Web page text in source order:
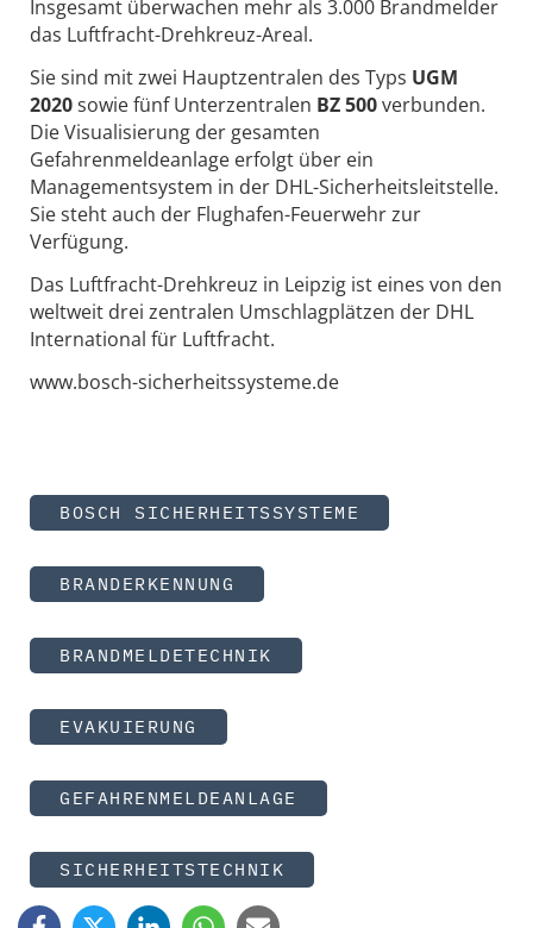
Insgesamt überwachen mehr als 3.000 Brandmelder
das Luftfracht-Drehkreuz-Areal.
Sie sind mit zwei Hauptzentralen des Typs UGM
2020sowie fünf Unterzentralen BZ 500verbunden.
Die Visualisierung der gesamten
Gefahrenmeldeanlage erfolgt über ein
Managementsystem in der DHL-Sicherheitsleitstelle.
Sie steht auch der Flughafen-Feuerwehr zur
Verfügung.
Das Luftfracht-Drehkreuz in Leipzig ist eines von den
weltweit drei zentralen Umschlagplätzen der DHL
International für Luftfracht.
www.bosch-sicherheitssysteme.de
BOSCH SICHERHEITSSYSTEME
BRANDERKENNUNG
BRANDMELDETECHNIK
EVAKUIERUNG
GEFAHRENMELDEANLAGE
SICHERHEITSTECHNIK